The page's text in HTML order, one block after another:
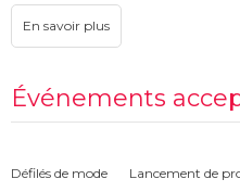
que des événement de grande
10 à 5000 personnes pour un
Tous ces espaces sont entourés
Maillot.
Vous pourrez également bénéficier
d’horaires puisque le lieu est
temps !
Événements
Défilés de mode Lancement de